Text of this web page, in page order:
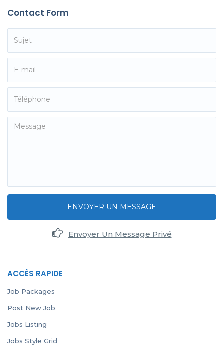
Contact Form
ENVOYER UN MESSAGE
Envoyer Un Message Privé
ACCÈS RAPIDE
Job Packages
Post New Job
Jobs Listing
Jobs Style Grid